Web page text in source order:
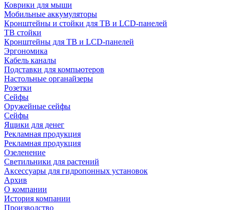
Коврики для мыши
Мобильные аккумуляторы
Кронштейны и стойки для ТВ и LCD-панелей
ТВ стойки
Кронштейны для ТВ и LCD-панелей
Эргономика
Кабель каналы
Подставки для компьютеров
Настольные органайзеры
Розетки
Сейфы
Оружейные сейфы
Сейфы
Ящики для денег
Рекламная продукция
Рекламная продукция
Озеленение
Светильники для растений
Аксессуары для гидропонных установок
Архив
О компании
История компании
Производство